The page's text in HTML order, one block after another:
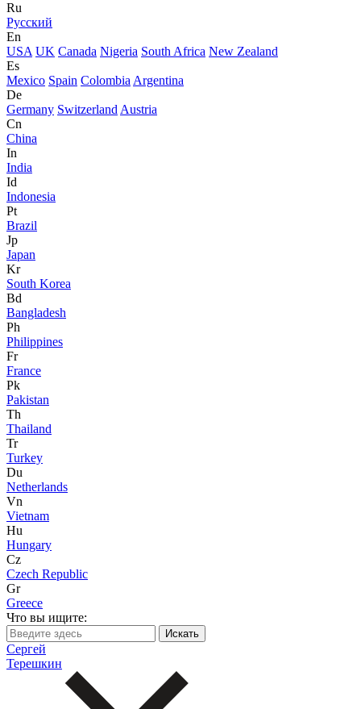
Ru
Русский
En
USA UK Canada Nigeria South Africa New Zealand
Es
Mexico Spain Colombia Argentina
De
Germany Switzerland Austria
Cn
China
In
India
Id
Indonesia
Pt
Brazil
Jp
Japan
Kr
South Korea
Bd
Bangladesh
Ph
Philippines
Fr
France
Pk
Pakistan
Th
Thailand
Tr
Turkey
Du
Netherlands
Vn
Vietnam
Hu
Hungary
Cz
Czech Republic
Gr
Greece
Что вы ищите:
Сергей
Терешкин